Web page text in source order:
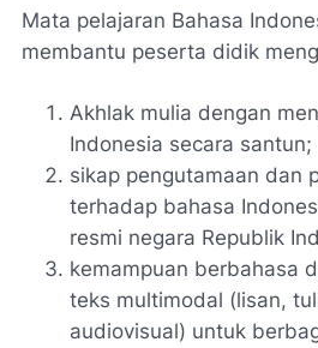
Mata pelajaran Bahasa
membantu peserta didik
Akhlak mulia dengan
Indonesia secara santun;
sikap pengutamaan dan
terhadap bahasa
resmi negara Republik
kemampuan berbahasa
teks multimodal (lisan,
audiovisual) untuk